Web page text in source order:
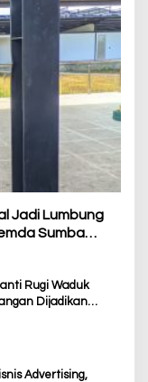
Jadi Lumbung
Sumba
Rugi Waduk
Dijadikan
Advertising,